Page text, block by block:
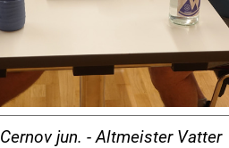
Cernov jun. - Altmeister Vatter